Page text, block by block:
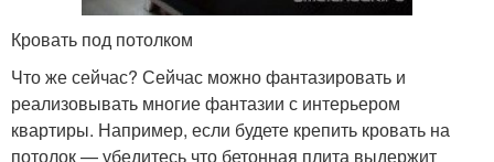
Кровать под потолком
Что же сейчас? Сейчас можно фантазировать и
реализовывать многие фантазии с интерьером
квартиры. Например, если будете крепить кровать на
потолок — убедитесь что бетонная плита выдержит